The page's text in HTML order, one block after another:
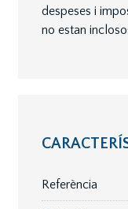
despeses i
no estan
Referència